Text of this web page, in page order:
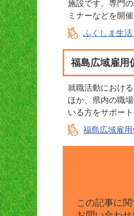
施設です。専門
ミナーなどを開
ふくしま生
福島広域雇用
就職活動におけ
ほか、県内の職
いる方をサポート
福島広域雇
この記事に関